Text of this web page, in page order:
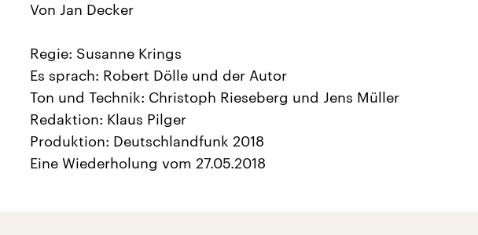
Von Jan Decker
Regie: Susanne Krings
Es sprach: Robert Dölle und der Autor
Ton und Technik: Christoph Rieseberg und Jens Müller
Redaktion: Klaus Pilger
Produktion: Deutschlandfunk 2018
Eine Wiederholung vom 27.05.2018